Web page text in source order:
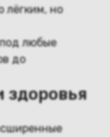
лёгким, но
любые
до
здоровья